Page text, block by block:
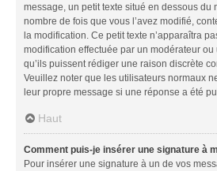
message, un petit texte situé en dessous du
nombre de fois que vous l’avez modifié,
la modification. Ce petit texte n’apparaîtra
modification effectuée par un modérateur ou
qu’ils puissent rédiger une raison discrète
Veuillez noter que les utilisateurs normaux
leur propre message si une réponse a été
Haut
Comment puis-je insérer une signature à
Pour insérer une signature à un de vos